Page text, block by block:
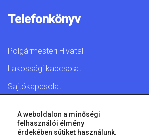
Telefonkönyv
Polgármesteri Hivatal
Lakossági kapcsolat
Sajtókapcsolat
A weboldalon a minőségi
felhasználói élmény
érdekében sütiket használunk.